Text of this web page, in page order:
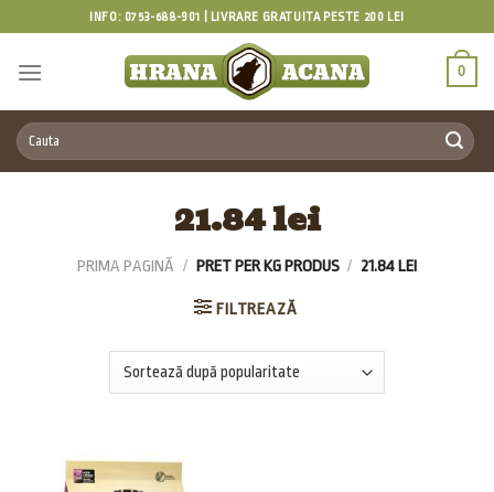
content
INFO: 0753-688-901 | LIVRARE GRATUITA PESTE 200 LEI
0
Caută
după:
21.84 lei
PRIMA PAGINĂ / PRET PER KG PRODUS / 21.84 LEI
FILTREAZĂ